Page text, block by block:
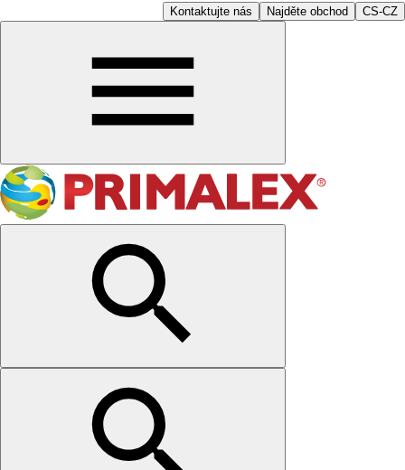
Kontaktujte nás Najděte obchod CS-CZ